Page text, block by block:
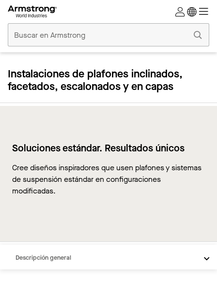
Comerciales
Inicio
Instalaciones de plafones inclinados,
facetados, escalonados y en capas
Soluciones estándar. Resultados únicos
Cree diseños inspiradores que usen plafones y sistemas
de suspensión estándar en configuraciones
modificadas.
Descripción general